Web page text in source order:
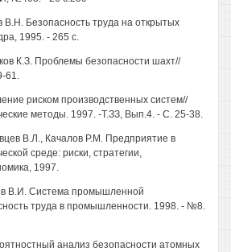
В.Н. Безопасность труда на открытых
1995. - 265 с.
К.З. Проблемы безопасности шахт//
61.
риском производственных систем//
методы. 1997. -Т.ЗЗ, Вып.4. - С. 25-38.
В.Л., Качалов P.M. Предприятие в
среде: риски, стратегии,
1997.
В.И. Система промышленной
труда в промышленности. 1998. - №8.
анализ безопасности атомных